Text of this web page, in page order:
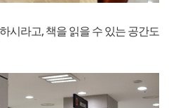
시라고, 책을 읽을 수 있는 공간도